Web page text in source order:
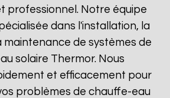
professionnel. Notre équipe
dans l'installation, la
de systèmes de
solaire Thermor. Nous
et efficacement pour
problèmes de chauffe-eau